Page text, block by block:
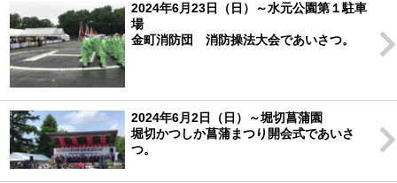
2024年6月23日（日）～水元公園第１駐車
場
金町消防団 消防操法大会であいさつ。
2024年6月2日（日）～堀切菖蒲園
堀切かつしか菖蒲まつり開会式であいさ
つ。